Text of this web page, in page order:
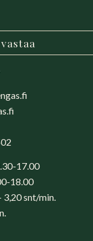
17.00
18.00
3,20 snt/min.